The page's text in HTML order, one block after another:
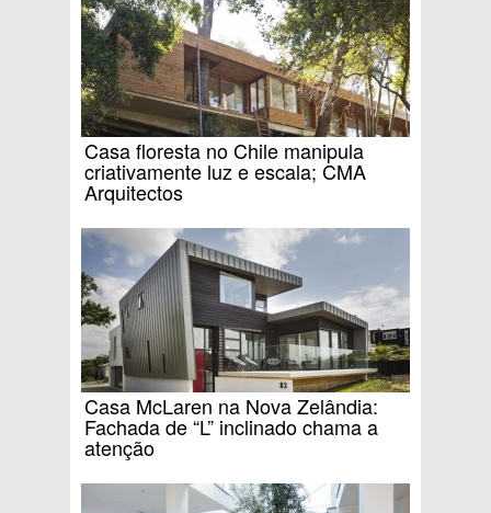
Casa floresta no Chile manipula
criativamente luz e escala; CMA
Arquitectos
Casa McLaren na Nova Zelândia:
Fachada de “L” inclinado chama a
atenção